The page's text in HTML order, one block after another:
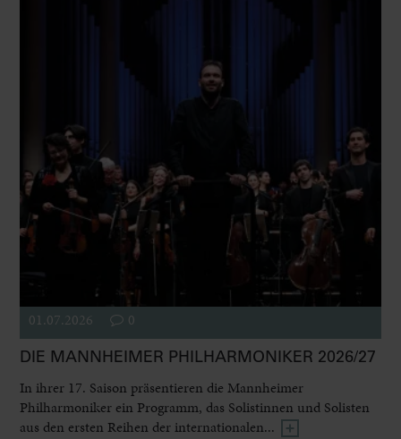
01.07.2026 0
DIE MANNHEIMER PHILHARMONIKER 2026/27
In ihrer 17. Saison präsentieren die Mannheimer
Philharmoniker ein Programm, das Solistinnen und Solisten
aus den ersten Reihen der internationalen...